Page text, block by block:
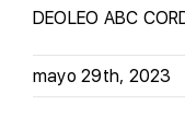
DEOLEO ABC
mayo 29th, 2023